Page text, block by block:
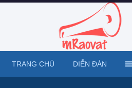
TRANG CHỦ DIỄN ĐÀN